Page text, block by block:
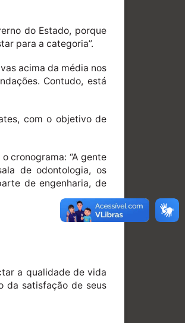
do Estado, porque
para a categoria”.
acima da média nos
Contudo, está
com o objetivo de
cronograma: “A gente
de odontologia, os
de engenharia, de
a qualidade de vida
da satisfação de seus